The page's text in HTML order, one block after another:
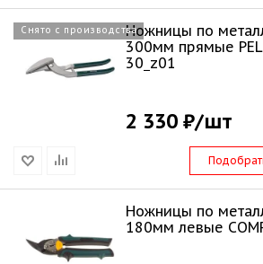
Снято с производстваНожницы по
300мм прямые
30_z01
2 330 ₽/шт
Ножницы по
180мм левые